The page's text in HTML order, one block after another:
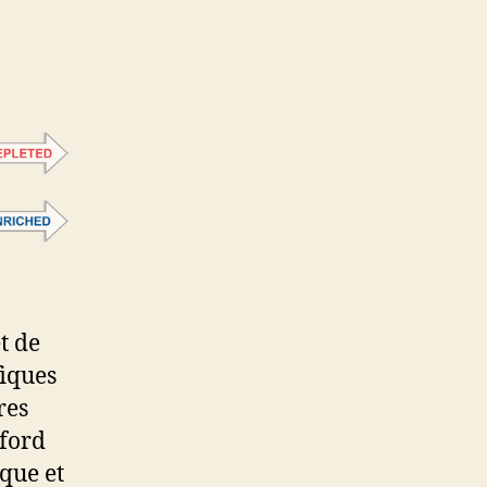
de
et